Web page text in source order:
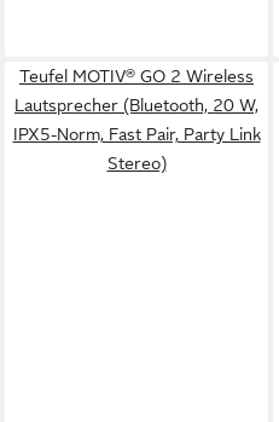
Teufel MOTIV® GO 2 Wireless
Lautsprecher (Bluetooth, 20 W,
IPX5-Norm, Fast Pair, Party Link
Stereo)